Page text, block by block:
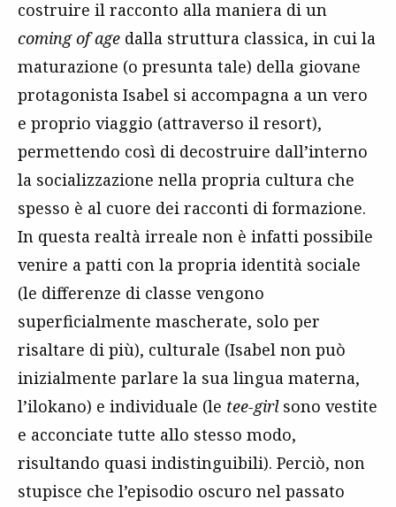
costruire il racconto alla maniera di un
coming of age dalla struttura classica, in cui la
maturazione (o presunta tale) della giovane
protagonista Isabel si accompagna a un vero
e proprio viaggio (attraverso il resort),
permettendo così di decostruire dall’interno
la socializzazione nella propria cultura che
spesso è al cuore dei racconti di formazione.
In questa realtà irreale non è infatti possibile
venire a patti con la propria identità sociale
(le differenze di classe vengono
superficialmente mascherate, solo per
risaltare di più), culturale (Isabel non può
inizialmente parlare la sua lingua materna,
l’ilokano) e individuale (le tee-girlsono vestite
e acconciate tutte allo stesso modo,
risultando quasi indistinguibili). Perciò, non
stupisce che l’episodio oscuro nel passato